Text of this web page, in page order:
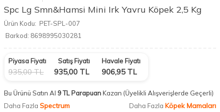
Spc Lg Smn&Hamsi Mini Irk Yavru Köpek 2,5 Kg
Ürün Kodu: PET-SPL-007
Barkod: 8698995030281
Piyasa Fiyatı
935,00TL
Satış Fiyatı
935,00 TL
Havale Fiyatı
906,95TL
Bu Ürünü Satın Al 9 TL ParapuanKazan (Üyelikli Alışverişlerde Geçerli)
Daha Fazla Spectrum Daha Fazla Köpek Mamaları